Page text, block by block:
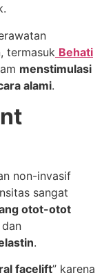
termasuk Behati
menstimulasi
alami.
non-invasif
sangat
otot-otot
dan
.
facelift” karena